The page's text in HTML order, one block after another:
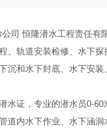
司 恒隆潜水工程责任
、轨道安装检修、水下
沉和水下封底、水下安
水证，专业的潜水员0-
道内水下作业、水下涵